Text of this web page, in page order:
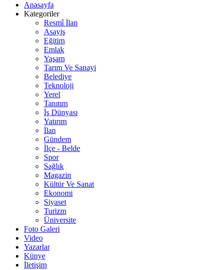
Anasayfa
Kategoriler
Resmî İlan
Asayiş
Eğitim
Emlak
Yaşam
Tarım Ve Sanayi
Belediye
Teknoloji
Yerel
Tanıtım
İş Dünyası
Yatırım
İlan
Gündem
İlçe - Belde
Spor
Sağlık
Magazin
Kültür Ve Sanat
Ekonomi
Siyaset
Turizm
Üniversite
Foto Galeri
Video
Yazarlar
Künye
İletişim